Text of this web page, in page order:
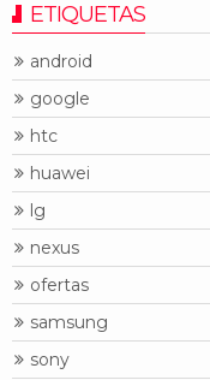
ETIQUETAS
android
google
htc
huawei
lg
nexus
ofertas
samsung
sony